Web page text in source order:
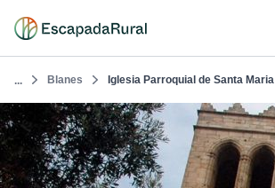
... Blanes Iglesia Parroquial de Santa Maria